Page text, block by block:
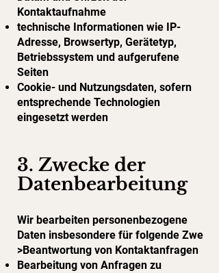
Kontaktaufnahme
technische Informationen wie IP-
Adresse, Browsertyp, Gerätetyp,
Betriebssystem und aufgerufene
Seiten
Cookie- und Nutzungsdaten, sofern
entsprechende Technologien
eingesetzt werden
3. Zwecke der
Datenbearbeitung
Wir bearbeiten personenbezogene
Daten insbesondere für folgende Zwe
>Beantwortung von Kontaktanfragen
Bearbeitung von Anfragen zu